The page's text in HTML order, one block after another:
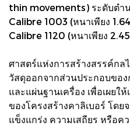
thin movements) ระดับตำ
Calibre 1003 (หนาเพียง
Calibre 1120 (หนาเพียง
ศาสตร์แห่งการสร้างสรรค์กล
วัสดุออกจากส่วนประกอบขอ
และแผ่นฐานเครื่อง เพื่อเผย
ของโครงสร้างคาลิเบอร์ โด
แข็งแกร่ง ความเสถียร หรือค